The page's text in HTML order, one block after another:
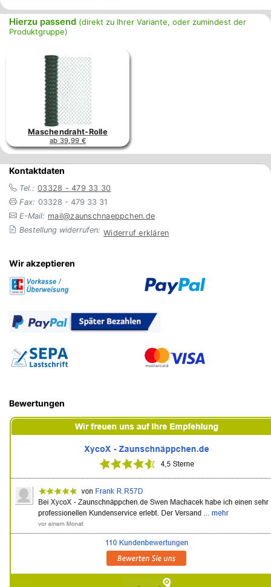
Hierzu passend (direkt zu Ihrer Variante, oder zumindest der
Produktgruppe)
Maschendraht-Rolle
ab 39,99 €
Kontaktdaten
Tel.: 03328 - 479 33 30
Fax: 03328 - 479 33 31
E-Mail: mail@zaunschnaeppchen.de
Bestellung widerrufen: Widerruf erklären
Wir akzeptieren
Bewertungen